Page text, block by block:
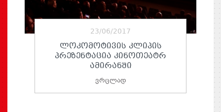
23/06/2017
ᲚᲝᲙᲝᲛᲝᲢᲘᲕᲘᲡ ᲙᲚᲘᲞᲘᲡ
ᲞᲠᲔᲖᲔᲜᲢᲐᲪᲘᲐ ᲙᲘᲜᲝᲗᲔᲐᲢᲠ
ᲐᲛᲘᲠᲐᲜᲨᲘ
ვრცლად